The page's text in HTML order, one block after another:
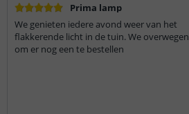
Prima lamp
We genieten iedere avond weer van het
flakkerende licht in de tuin. We overwegen
om er nog een te bestellen